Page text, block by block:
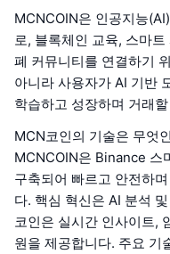
MCNCOIN은 인공지능
로, 블록체인 교육, 스마
폐 커뮤니티를 연결하기
아니라 사용자가 AI 기반
학습하고 성장하며 거래
MCN코인의 기술은 무엇
MCNCOIN은 Binance 스
구축되어 빠르고 안전하
다. 핵심 혁신은 AI 분석
코인은 실시간 인사이트,
원을 제공합니다. 주요 기